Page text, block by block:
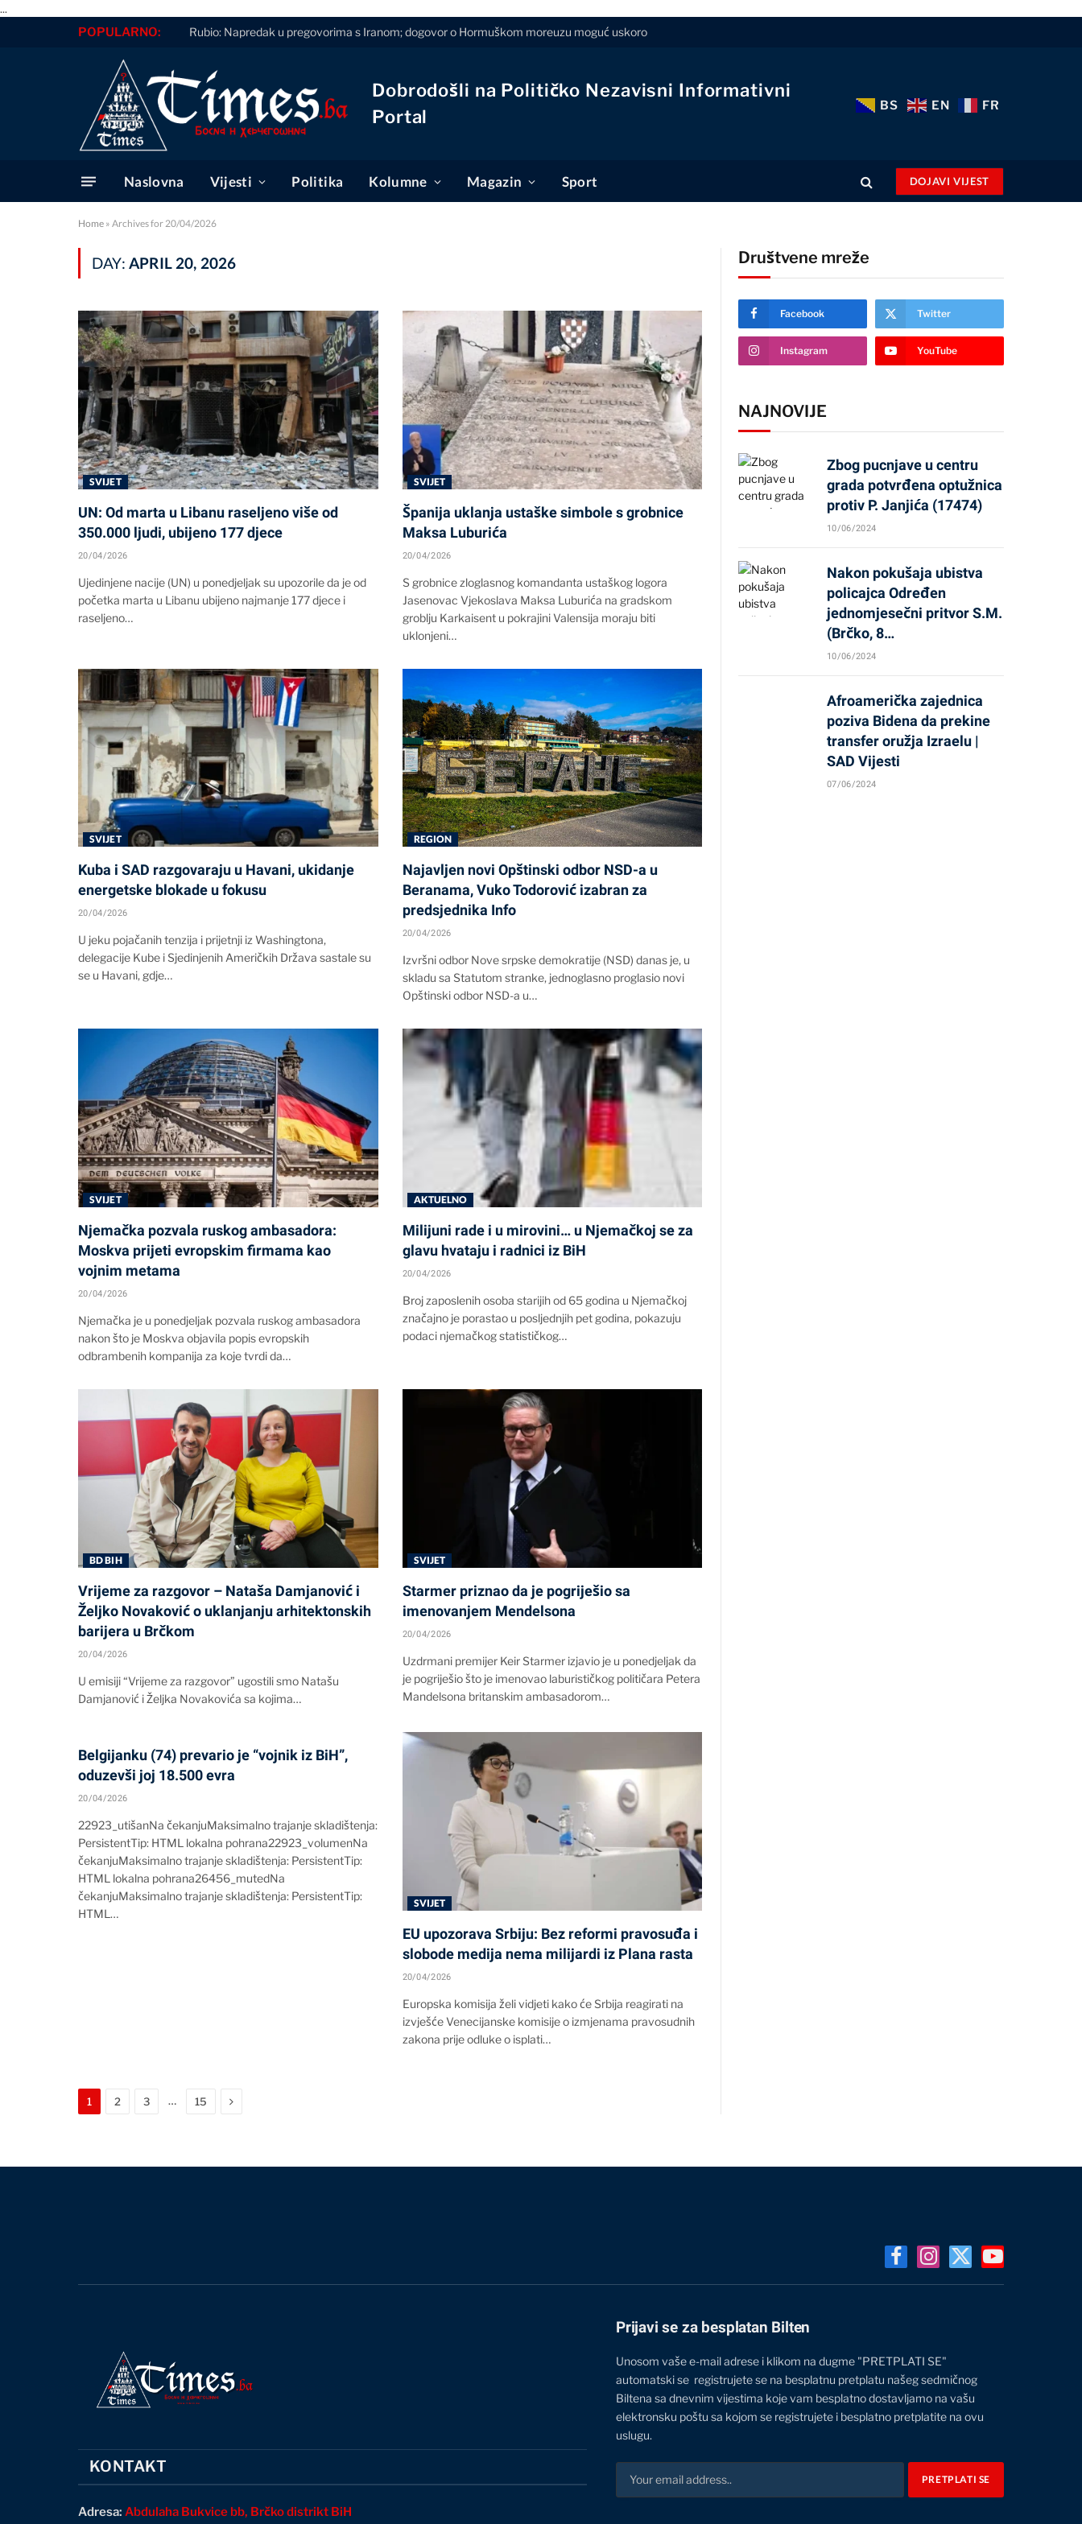
...
POPULARNO: Rubio: Napredak u pregovorima s Iranom; dogovor o Hormuškom moreuzu moguć uskoro
Dobrodošli na Političko Nezavisni Informativni
Portal
BS EN FR
Naslovna Vijesti Politika Kolumne Magazin Sport DOJAVI VIJEST
Home » Archives for 20/04/2026
DAY: APRIL 20, 2026
SVIJET
UN: Od marta u Libanu raseljeno više od
350.000 ljudi, ubijeno 177 djece
20/04/2026
Ujedinjene nacije (UN) u ponedjeljak su upozorile da je od
početka marta u Libanu ubijeno najmanje 177 djece i
raseljeno…
SVIJET
Španija uklanja ustaške simbole s grobnice
Maksa Luburića
20/04/2026
S grobnice zloglasnog komandanta ustaškog logora
Jasenovac Vjekoslava Maksa Luburića na gradskom
groblju Karkaisent u pokrajini Valensija moraju biti
uklonjeni…
SVIJET
Kuba i SAD razgovaraju u Havani, ukidanje
energetske blokade u fokusu
20/04/2026
U jeku pojačanih tenzija i prijetnji iz Washingtona,
delegacije Kube i Sjedinjenih Američkih Država sastale su
se u Havani, gdje…
REGION
Najavljen novi Opštinski odbor NSD-a u
Beranama, Vuko Todorović izabran za
predsjednika Info
20/04/2026
Izvršni odbor Nove srpske demokratije (NSD) danas je, u
skladu sa Statutom stranke, jednoglasno proglasio novi
Opštinski odbor NSD-a u…
SVIJET
Njemačka pozvala ruskog ambasadora:
Moskva prijeti evropskim firmama kao
vojnim metama
20/04/2026
Njemačka je u ponedjeljak pozvala ruskog ambasadora
nakon što je Moskva objavila popis evropskih
odbrambenih kompanija za koje tvrdi da…
AKTUELNO
Milijuni rade i u mirovini… u Njemačkoj se za
glavu hvataju i radnici iz BiH
20/04/2026
Broj zaposlenih osoba starijih od 65 godina u Njemačkoj
značajno je porastao u posljednjih pet godina, pokazuju
podaci njemačkog statističkog…
BD BIH
Vrijeme za razgovor – Nataša Damjanović i
Željko Novaković o uklanjanju arhitektonskih
barijera u Brčkom
20/04/2026
U emisiji “Vrijeme za razgovor” ugostili smo Natašu
Damjanović i Željka Novakovića sa kojima…
SVIJET
Starmer priznao da je pogriješio sa
imenovanjem Mendelsona
20/04/2026
Uzdrmani premijer Keir Starmer izjavio je u ponedjeljak da
je pogriješio što je imenovao laburističkog političara Petera
Mandelsona britanskim ambasadorom…
Belgijanku (74) prevario je “vojnik iz BiH”,
oduzevši joj 18.500 evra
20/04/2026
22923_utišanNa čekanjuMaksimalno trajanje skladištenja:
PersistentTip: HTML lokalna pohrana22923_volumenNa
čekanjuMaksimalno trajanje skladištenja: PersistentTip:
HTML lokalna pohrana26456_mutedNa
čekanjuMaksimalno trajanje skladištenja: PersistentTip:
HTML…
SVIJET
EU upozorava Srbiju: Bez reformi pravosuđa i
slobode medija nema milijardi iz Plana rasta
20/04/2026
Europska komisija želi vidjeti kako će Srbija reagirati na
izvješće Venecijanske komisije o izmjenama pravosudnih
zakona prije odluke o isplati…
1 2 3 … 15 Next
Društvene mreže
Facebook Twitter
Instagram YouTube
NAJNOVIJE
Zbog pucnjave u centru
grada potvrđena optužnica
protiv P. Janjića (17474)
10/06/2024
Nakon pokušaja ubistva
policajca Određen
jednomjesečni pritvor S.M.
(Brčko, 8…
10/06/2024
Afroamerička zajednica
poziva Bidena da prekine
transfer oružja Izraelu |
SAD Vijesti
07/06/2024
FacebookInstagram
X
YouTube
KONTAKT
Adresa: Abdulaha Bukvice bb, Brčko distrikt BiH
Prijavi se za besplatan Bilten
Unosom vaše e-mail adrese i klikom na dugme "PRETPLATI SE"
automatski se registrujete se na besplatnu pretplatu našeg sedmičnog
Biltena sa dnevnim vijestima koje vam besplatno dostavljamo na vašu
elektronsku poštu sa kojom se registrujete i besplatno pretplatite na ovu
uslugu.